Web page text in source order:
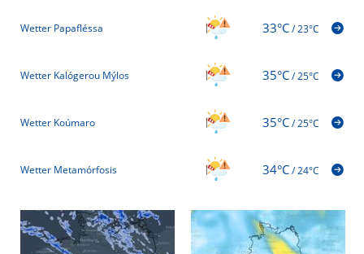
Wetter Papafléssa 33°C/23°C
Wetter Kalógerou Mýlos 35°C/25°C
Wetter Koúmaro 35°C/25°C
Wetter Metamórfosis 34°C/24°C